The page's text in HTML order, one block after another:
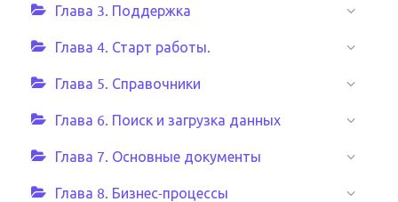
Глава 3. Поддержка
Глава 4. Старт работы.
Глава 5. Справочники
Глава 6. Поиск и загрузка данных
Глава 7. Основные документы
Глава 8. Бизнес-процессы